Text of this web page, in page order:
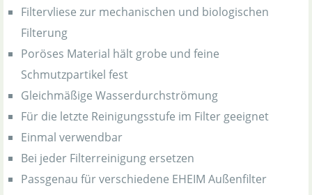
Filtervliese zur mechanischen und biologischen
Filterung
Poröses Material hält grobe und feine
Schmutzpartikel fest
Gleichmäßige Wasserdurchströmung
Für die letzte Reinigungsstufe im Filter geeignet
Einmal verwendbar
Bei jeder Filterreinigung ersetzen
Passgenau für verschiedene EHEIM Außenfilter